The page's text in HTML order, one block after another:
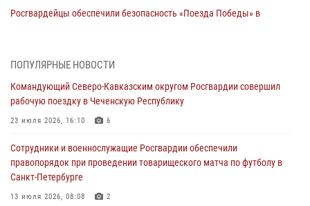
Росгвардейцы обеспечили безопасность «Поезда Победы» в
настольному теннису ко Дню физкультурника
08 августа 2026, 07:00
ограниченными возможностями здоровья (видео)
08 августа 2026, 06:32 1
Спецназ Росгвардии в Марий Эл почтил память товарища на
ПОПУЛЯРНЫЕ НОВОСТИ
Командующий Северо-Кавказским округом Росгвардии совершил
рабочую поездку в Чеченскую Республику
23 июля 2026, 16:10 6
Сотрудники и военнослужащие Росгвардии обеспечили
правопорядок при проведении товарищеского матча по футболу в
Санкт-Петербурге
13 июля 2026, 08:08 2